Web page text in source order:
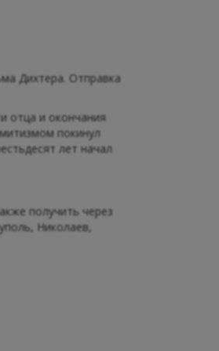
Дихтера. Отправка
отца и окончания
покинул
лет начал
получить через
Николаев,